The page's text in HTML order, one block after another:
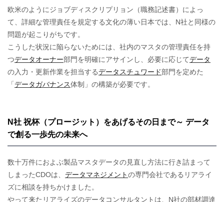
欧米のようにジョブディスクリプリョン（職務記述書）によっ
て、詳細な管理責任を規定する文化の薄い日本では、N社と同様の
問題が起こりがちです。
こうした状況に陥らないためには、社内のマスタの管理責任を持
つデータオーナー部門を明確にアサインし、必要に応じてデータ
の入力・更新作業を担当するデータスチュワード部門を定めた
「 データガバナンス体制」の構築が必要です。
N社 祝杯（プロージット）をあげるその日まで～ データ
で創る一歩先の未来へ
数十万件におよぶ製品マスタデータの見直し方法に行き詰まって
しまったCDOは、 データマネジメントの専門会社であるリアライ
ズに相談を持ちかけました。
やって来たリアライズのデータコンサルタントは、N社の部材調達